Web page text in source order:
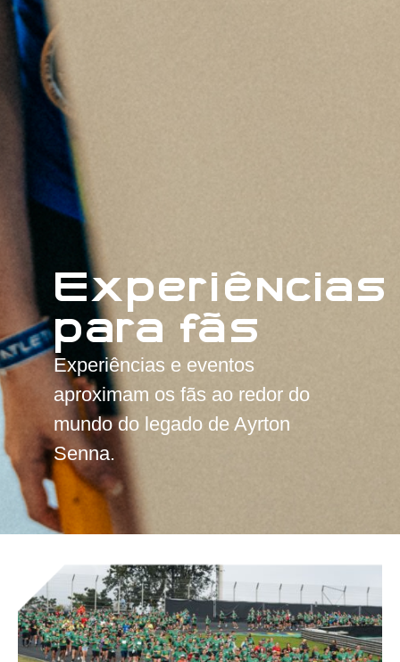
Experiências
para fãs
Experiências e eventos
aproximam os fãs ao redor do
mundo do legado de Ayrton
Senna.